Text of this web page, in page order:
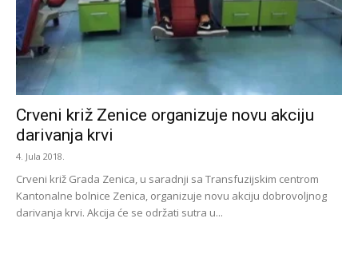
Crveni križ Zenice organizuje novu akciju
darivanja krvi
4. Jula 2018.
Crveni križ Grada Zenica, u saradnji sa Transfuzijskim centrom
Kantonalne bolnice Zenica, organizuje novu akciju dobrovoljnog
darivanja krvi. Akcija će se održati sutra u...